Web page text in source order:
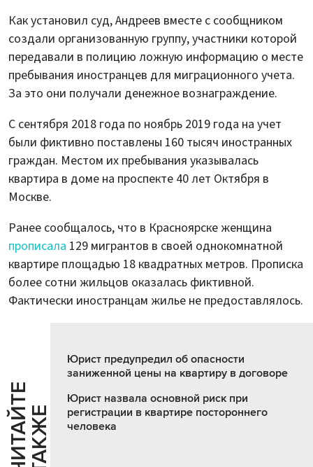
Как установил суд, Андреев вместе с сообщником
создали организованную группу, участники которой
передавали в полицию ложную информацию о месте
пребывания иностранцев для миграционного учета.
За это они получали денежное вознаграждение.
С сентября 2018 года по ноябрь 2019 года на учет
были фиктивно поставлены 160 тысяч иностранных
граждан. Местом их пребывания указывалась
квартира в доме на проспекте 40 лет Октября в
Москве.
Ранее сообщалось, что в Красноярске женщина
прописала 129 мигрантов в своей однокомнатной
квартире площадью 18 квадратных метров. Прописка
более сотни жильцов оказалась фиктивной.
Фактически иностранцам жилье не предоставлялось.
Ч
И
Т
АЙ
Т
Е
Т
А
К
ЖЕ
Юрист предупредил об опасности
заниженной цены на квартиру в договоре
Юрист назвала основной риск при
регистрации в квартире постороннего
человека